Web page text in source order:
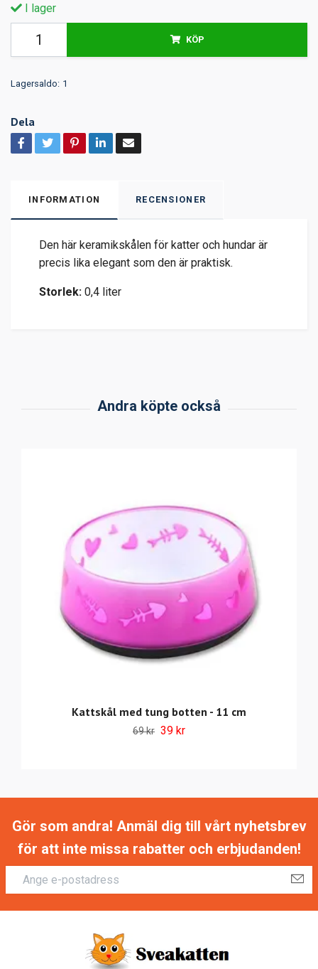
I lager
KÖP
Lagersaldo: 1
Dela
INFORMATION RECENSIONER
Den här keramikskålen för katter och hundar är
precis lika elegant som den är praktisk.
Storlek: 0,4 liter
Kattskål med tung botten - 11 cm
69 kr 39 kr
Gör som andra! Anmäl dig till vårt nyhetsbrev
för att inte missa rabatter och erbjudanden!